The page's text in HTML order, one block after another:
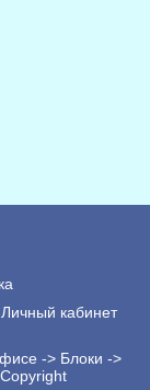
Личный кабинет
-> Блоки ->